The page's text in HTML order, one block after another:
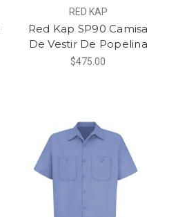
RED KAP
Red Kap SP90 Camisa
De Vestir De Popelina
$475.00